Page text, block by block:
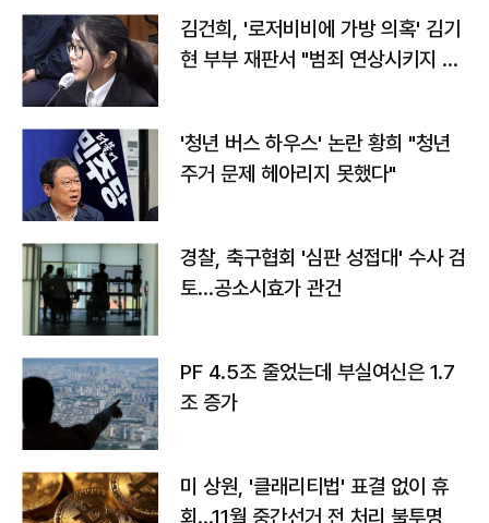
김건희, '로저비비에 가방 의혹' 김기
현 부부 재판서 "범죄 연상시키지 말
'청년 버스 하우스' 논란 황희 "청년
주거 문제 헤아리지 못했다"
경찰, 축구협회 '심판 성접대' 수사 검
토…공소시효가 관건
PF 4.5조 줄었는데 부실여신은 1.7
조 증가
미 상원, '클래리티법' 표결 없이 휴
회…11월 중간선거 전 처리 불투명